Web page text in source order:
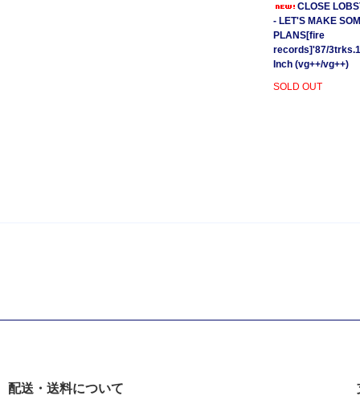
CLOSE
- LET'S MAKE
PLANS[fire
records]'87/
Inch (vg++/vg++)
SOLD OUT
配送・送料について